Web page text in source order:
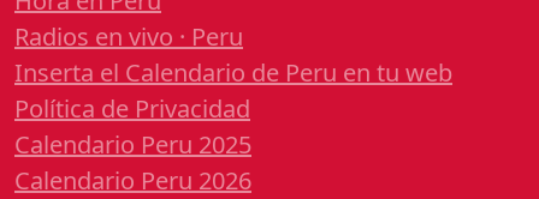
Radios en vivo · Peru
Inserta el Calendario de Peru en tu web
Política de Privacidad
Calendario Peru 2025
Calendario Peru 2026